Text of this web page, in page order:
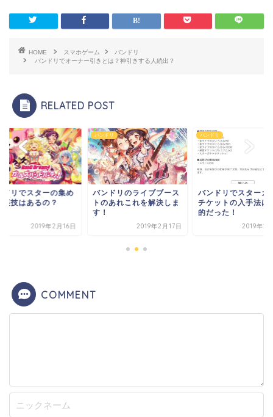
HOME スマホゲーム
バンドリ
バンドリでオーナー引きとは？神引きする人続出？
RELATED POST
ドリのライブブース
あれこれを解決しま
2019年2月17日
バンドリ
バンドリでスターガチャ
チケットの入手法は限定
的だった！
2019年2月16日
バンドリ
バンドリでスターの
方で裏技はあるの？
2019年2
COMMENT